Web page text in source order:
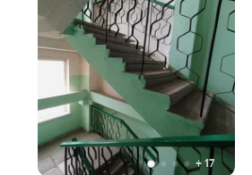
+ 17